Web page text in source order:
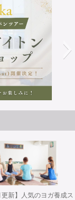
！！
更新】人気のヨガ養成ス